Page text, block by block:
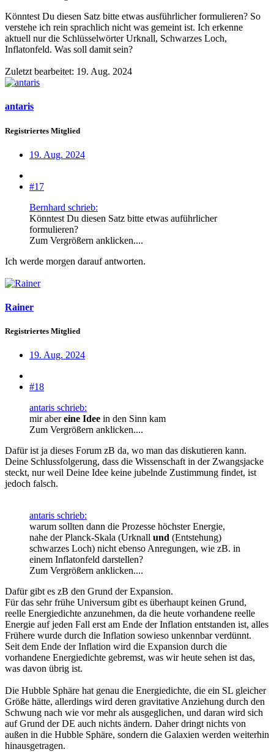
Könntest Du diesen Satz bitte etwas ausführlicher formulieren? So
verstehe ich rein sprachlich nicht was gemeint ist. Ich erkenne
aktuell nur die Schlüsselwörter Urknall, Schwarzes Loch,
Inflatonfeld. Was soll damit sein?
Zuletzt bearbeitet: 19. Aug. 2024
antaris
Registriertes Mitglied
19. Aug. 2024
#17
Bernhard schrieb:
Könntest Du diesen Satz bitte etwas auführlicher
formulieren?
Zum Vergrößern anklicken....
Ich werde morgen darauf antworten.
Rainer
Registriertes Mitglied
19. Aug. 2024
#18
antaris schrieb:
mir abereine Idee in den Sinn kam
Zum Vergrößern anklicken....
Dafür ist ja dieses Forum zB da, wo man das diskutieren kann.
Deine Schlussfolgerung, dass die Wissenschaft in der Zwangsjacke
steckt, nur weil Deine Idee keine jubelnde Zustimmung findet, ist
jedoch falsch.
antaris schrieb:
warum sollten dann die Prozesse höchster Energie,
nahe der Planck-Skala (Urknall und (Entstehung)
schwarzes Loch) nicht ebenso Anregungen, wie zB. in
einem Inflatonfeld darstellen?
Zum Vergrößern anklicken....
Dafür gibt es zB den Grund der Expansion.
Für das sehr frühe Universum gibt es überhaupt keinen Grund,
reelle Energiedichte anzunehmen, da die heute vorhandene reelle
Energie auf jeden Fall erst am Ende der Inflation entstanden ist, alles
Frühere wurde durch die Inflation sowieso unkennbar verdünnt.
Seit dem Ende der Inflation wird die Expansion durch die
vorhandene Energiedichte gebremst, was wir heute sehen ist das,
was davon übrig ist.
Die Hubble Sphäre hat genau die Energiedichte, die ein SL gleicher
Größe hätte, allerdings wird deren gravitative Anziehung durch den
Schwung nach wie vor mehr als ausgeglichen, und daran wird sich
auf Grund der DE auch nichts ändern. Daher dringt nichts von
außen in die Hubble Sphäre, sondern die Galaxien werden weiterhin
hinausgetragen.